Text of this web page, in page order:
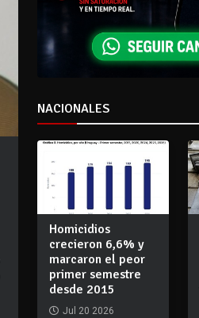
NACIONALES
Homicidios
crecieron 6,6% y
marcaron el peor
primer semestre
desde 2015
Jul 20 2026